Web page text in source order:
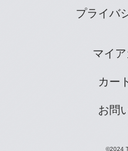
プライバ
マイ
カー
お問
©2024